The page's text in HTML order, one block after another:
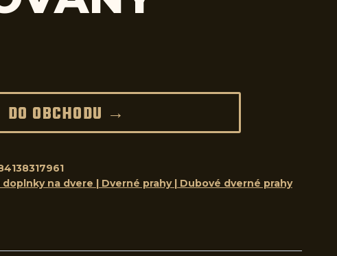
DO OBCHODU →
doplnky na dvere | Dverné prahy | Dubové dverné prahy